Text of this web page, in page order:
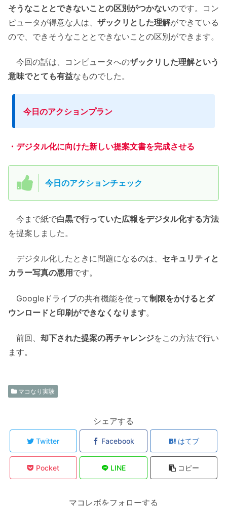
そうなこととできないことの区別がつかないのです。コン
ピュータが得意な人は、 ザックリとした理解ができている
ので、できそうなこととできないことの区別ができます。
今回の話は、コンピュータへのザックリした理解という
意味でとても有益なものでした。
今日のアクションプラン
・デジタル化に向けた新しい提案文書を完成させる
今日のアクションチェック
今まで紙で白黒で行っていた広報をデジタル化する方法
を提案しました。
デジタル化したときに問題になるのは、 セキュリティと
カラー写真の悪用 です。
Googleドライブの共有機能を使って制限をかけるとダ
ウンロードと印刷ができなくなります。
前回、 却下された提案の再チャレンジをこの方法で行い
ます。
マコなり実験
シェアする
Twitter Facebook はてブ
Pocket LINE コピー
マコレボをフォローする